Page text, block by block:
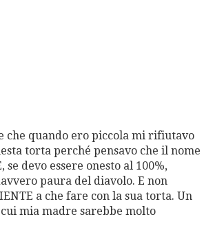
che quando ero piccola mi rifiutavo
torta perché pensavo che il nome
se devo essere onesto al 100%,
paura del diavolo. E non
a che fare con la sua torta. Un
mia madre sarebbe molto